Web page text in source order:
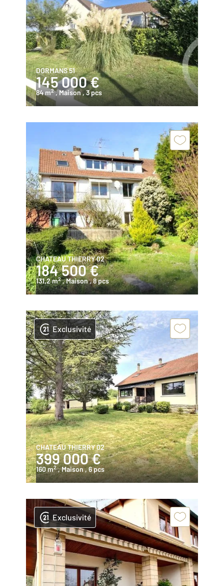
DORMANS 51
145 000 €
84 m2 , Maison , 3 pcs
CHATEAU THIERRY 02
184 500 €
131,2 m2 , Maison, 8 pcs
Exclusivité
CHATEAU THIERRY 02
399 000 €
160 m2 , Maison, 6 pcs
Exclusivité